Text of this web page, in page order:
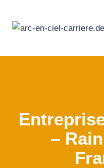
contenu
–